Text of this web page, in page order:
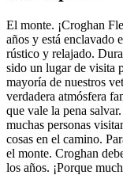
El monte. ¡Croghan
años y está enclavado
rústico y relajado.
sido un lugar de visita
mayoría de nuestros
verdadera atmósfera
que vale la pena
muchas personas
cosas en el camino.
el monte. Croghan
los años. ¡Porque